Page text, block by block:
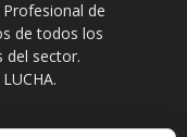
de
de todos los
del sector.